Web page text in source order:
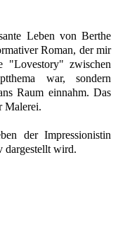
Leben von Berthe
Roman, der mir
"Lovestory" zwischen
war, sondern
Raum einnahm. Das
Malerei.
der Impressionistin
dargestellt wird.